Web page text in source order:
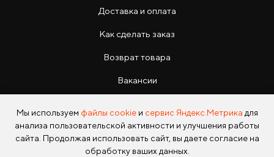
Доставка и оплата
Как сделать заказ
Возврат товара
Вакансии
Мы используем файлы cookieи сервис Яндекс.Метрика для
анализа пользовательской активности и улучшения работы
сайта. Продолжая использовать сайт, вы даете согласие на
обработку ваших данных.